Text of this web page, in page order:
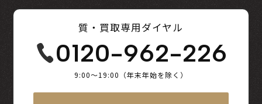
質・買取専用ダイヤル
0120-962-226
9:00～19:00（年末年始を除く）